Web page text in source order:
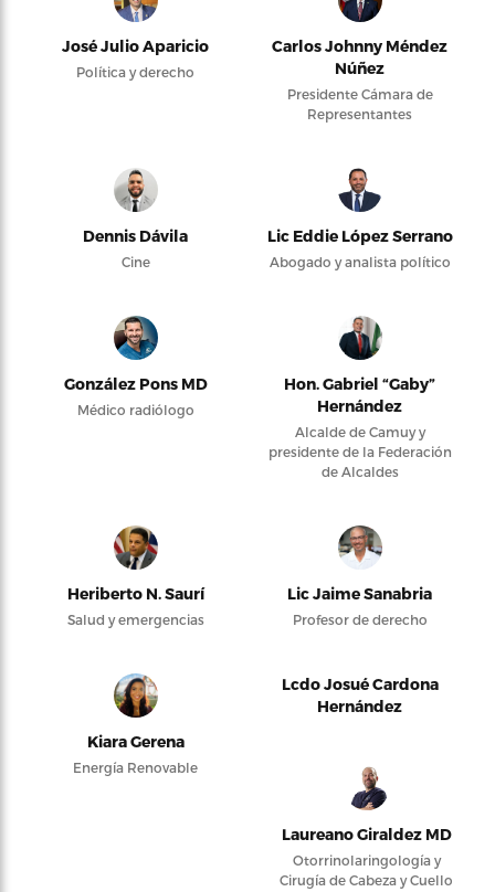
José Julio Aparicio
Política y derecho
Carlos Johnny Méndez
Núñez
Presidente Cámara de
Representantes
Dennis Dávila
Cine
Lic Eddie López Serrano
Abogado y analista político
González Pons MD
Médico radiólogo
Hon. Gabriel “Gaby”
Hernández
Alcalde de Camuy y
presidente de la Federación
de Alcaldes
Heriberto N. Saurí
Salud y emergencias
Lic Jaime Sanabria
Profesor de derecho
Kiara Gerena
Energía Renovable
Lcdo Josué Cardona
Hernández
Laureano Giraldez MD
Otorrinolaringología y
Cirugía de Cabeza y Cuello